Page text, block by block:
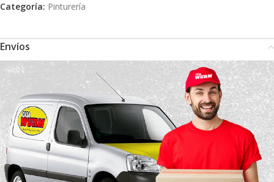
Categoría: Pinturería
Envíos